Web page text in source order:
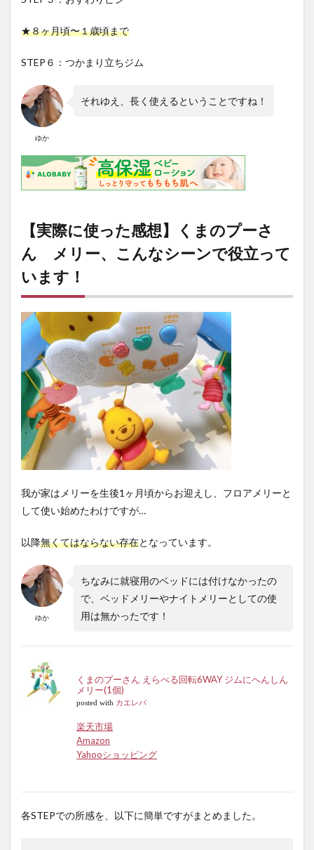
★８ヶ月頃〜１歳頃まで
STEP６：つかまり立ちジム
ゆか
それゆえ、長く使えるということですね！
【実際に使った感想】くまのプーさ
ん メリー、こんなシーンで役立って
います！
我が家はメリーを生後1ヶ月頃からお迎えし、フロアメリーと
して使い始めたわけですが…
以降無くてはならない存在となっています。
ゆか
ちなみに就寝用のベッドには付けなかったの
で、ベッドメリーやナイトメリーとしての使
用は無かったです！
くまのプーさん えらべる回転6WAY ジムにへんしん
メリー(1個)
posted with カエレバ
楽天市場
Amazon
Yahooショッピング
各STEPでの所感を、以下に簡単ですがまとめました。